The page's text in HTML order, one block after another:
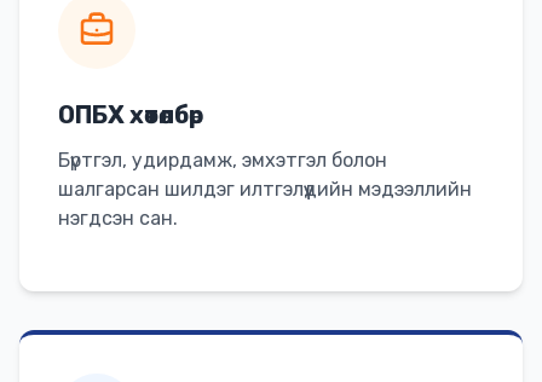
ОПБХ хөтөлбөр
Бүртгэл, удирдамж, эмхэтгэл болон
шалгарсан шилдэг илтгэлүүдийн мэдээллийн
нэгдсэн сан.